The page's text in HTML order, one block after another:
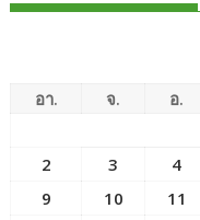
อา. จ. อ.
2
3 4
9
10 11